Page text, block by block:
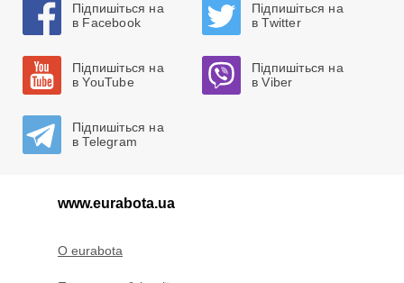
Підпишіться на
в Facebook
Підпишіться на
в Twitter
Підпишіться на
в YouTube
Підпишіться на
в Viber
Підпишіться на
в Telegram
www.eurabota.ua
O eurabota